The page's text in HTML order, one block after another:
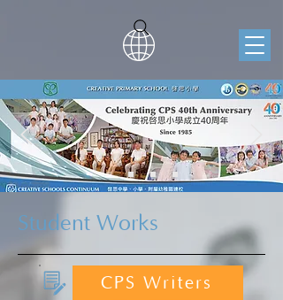
Student Works
CPS Writers